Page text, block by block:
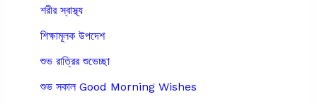
শরীর স্বাস্থ্য
শিক্ষামূলক উপদেশ
শুভ রাত্রির শুভেচ্ছা
শুভ সকাল Good Morning Wishes